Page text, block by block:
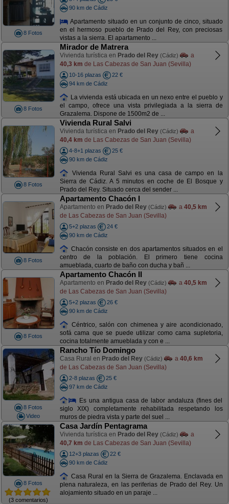
8 Fotos
90 km de Cádiz
Apartamento situado en un conjunto de cinco, situado
en el hermoso pueblo de Prado del Rey, con preciosas
vistas a la sierra. El apartamento ...
8 Fotos
Mirador de Matrera
Vivienda turística en Prado del Rey (Cádiz)
a
40,3 km de Las Cabezas de San Juan (Sevilla)
10-16 plazas
22 €
94 km de Cádiz
La vivienda está ubicada en un nexo entre el pueblo y
el campo, ofrece una vista privilegiada a la sierra de
Grazalema. Dispone de 1500m2 de ...
8 Fotos
Vivienda Rural Salvi
Vivienda turística en Prado del Rey (Cádiz)
a
40,4 km de Las Cabezas de San Juan (Sevilla)
4-8+1 plazas
25 €
90 km de Cádiz
Vivienda Rural Salvi es una casa de campo en la
Sierra de Cádiz. A 5 minutos en coche de El Bosque y
Prado del Rey. Situado cerca del sender ...
8 Fotos
Apartamento Chacón I
Apartamento en Prado del Rey (Cádiz) a 40,5 km
de Las Cabezas de San Juan (Sevilla)
5+2 plazas
24 €
90 km de Cádiz
Chacón consiste en dos apartamentos situados en el
centro de la población. El primero tiene cocina
amueblada, cuarto de baño con ducha y bañ ...
8 Fotos
Apartamento Chacón II
Apartamento en Prado del Rey (Cádiz) a 40,5 km
de Las Cabezas de San Juan (Sevilla)
5+2 plazas
26 €
90 km de Cádiz
Céntrico, salón con chimenea y aire acondicionado,
sofá cama que se puede utilizar como cama supletoria,
cocina totalmente amueblada y con e ...
8 Fotos
Video
Rancho Tío Domingo
Casa Rural en Prado del Rey (Cádiz) a 40,6 km
de Las Cabezas de San Juan (Sevilla)
2-8 plazas
25 €
97 km de Cádiz
Es una antigua casa de labor andaluza (fines del
siglo XIX) completamente rehabilitada respetando los
muros de piedra vista y parte del suel ...
8 Fotos
(3 comentarios)
Casa Jardín Pentagrama
Vivienda turística en Prado del Rey (Cádiz)
a
40,7 km de Las Cabezas de San Juan (Sevilla)
12+3 plazas
22 €
90 km de Cádiz
Casa Rural en la Sierra de Grazalema. Enclavada en
plena naturaleza, en las periferias de Prado del Rey. Un
alojamiento situado en un paraje ...